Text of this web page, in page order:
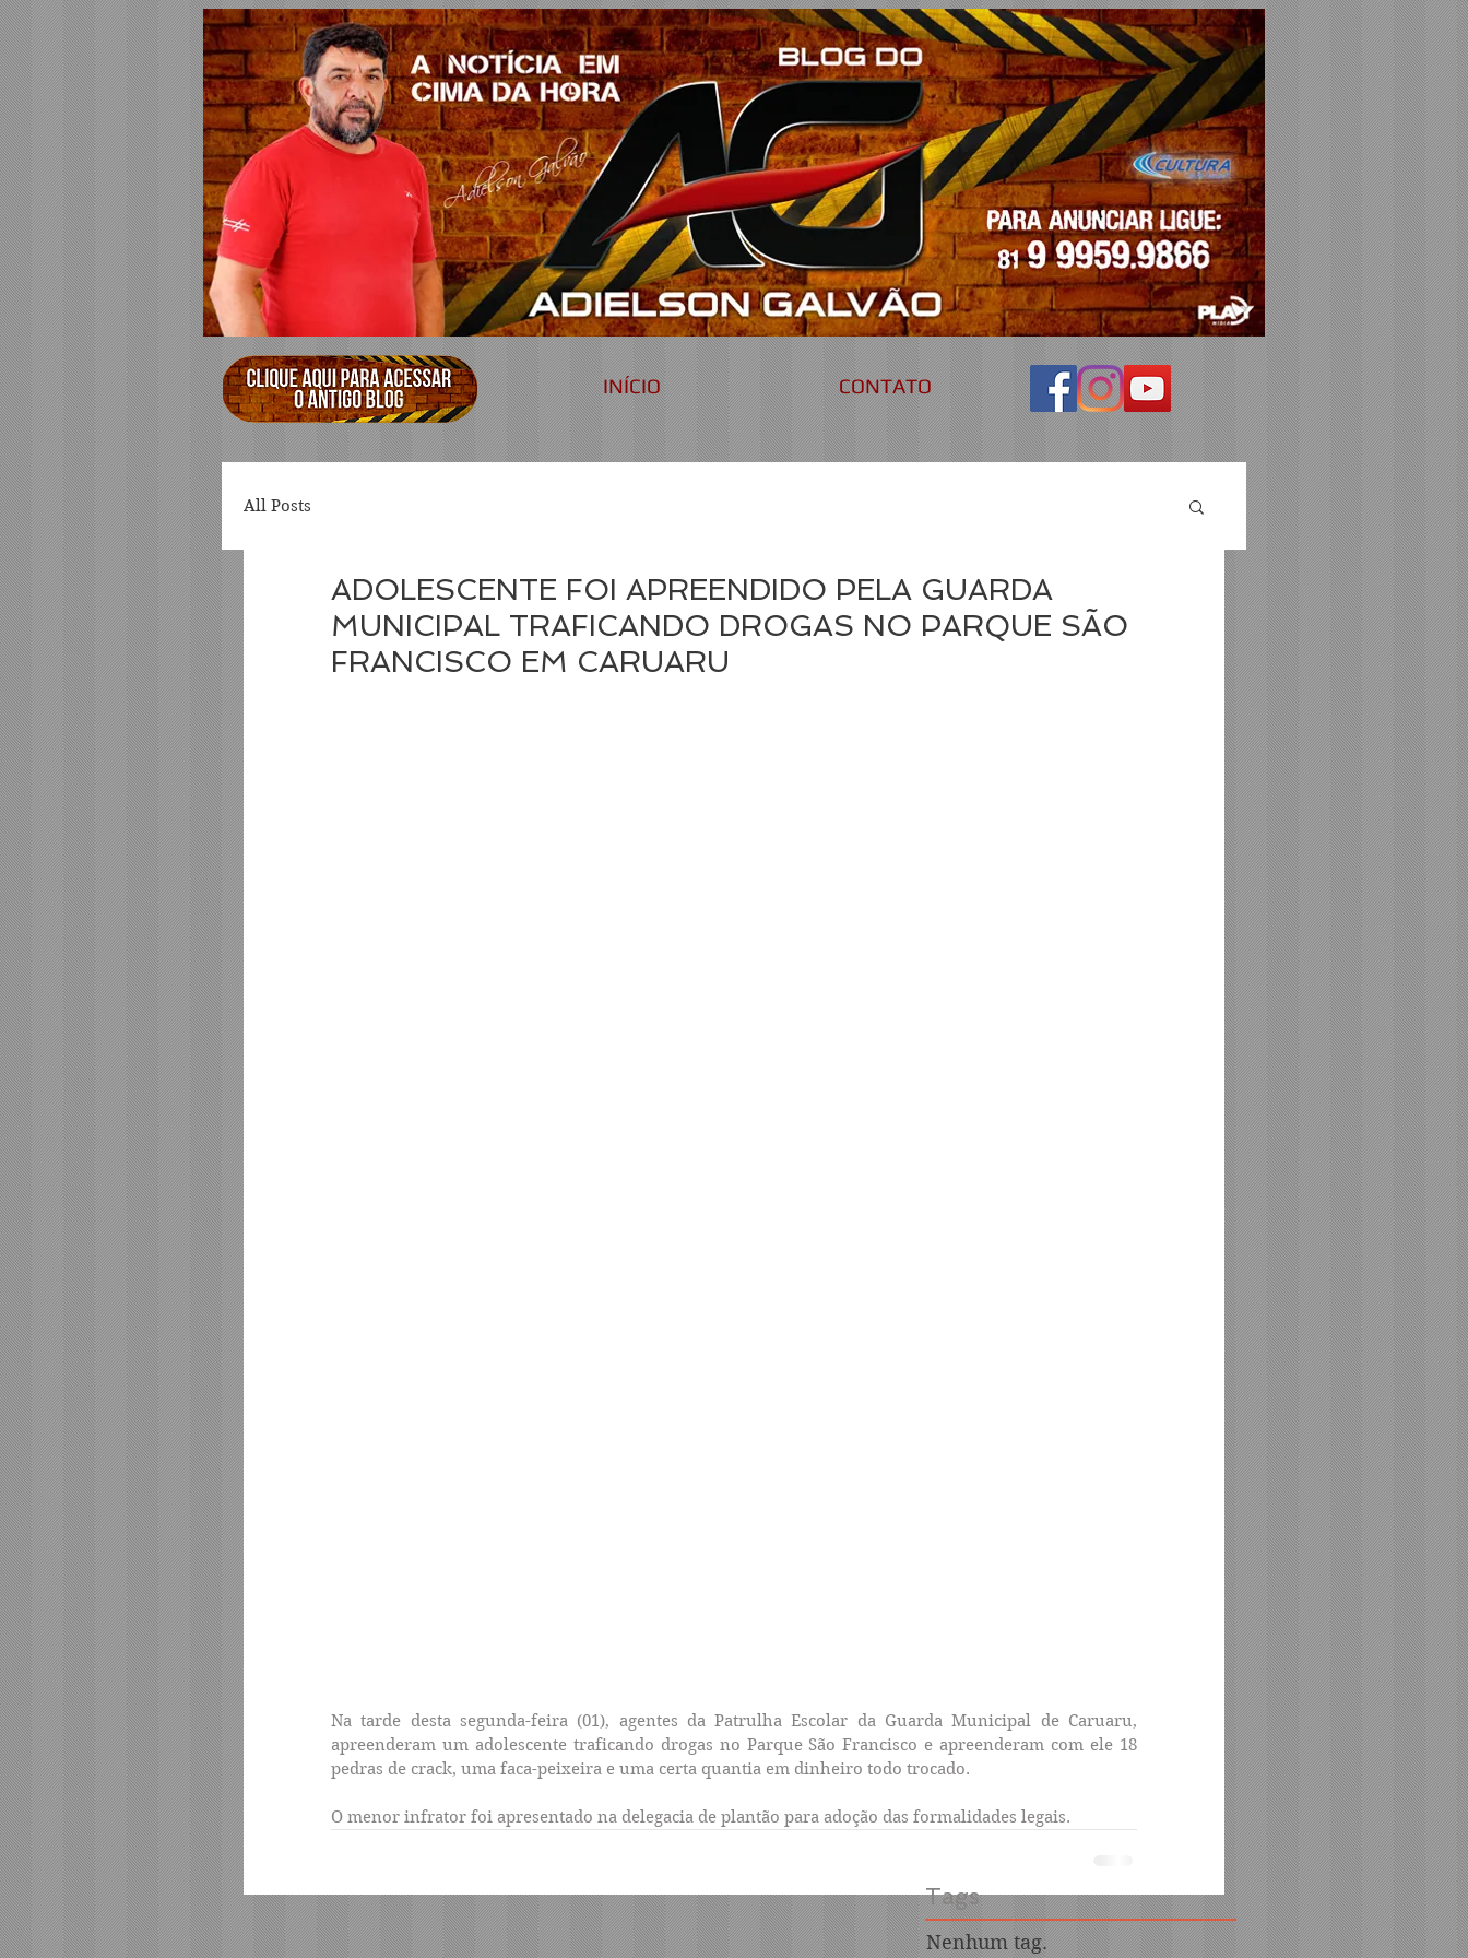
INÍCIO CONTATO
All Posts
ADOLESCENTE FOI APREENDIDO PELA GUARDA
MUNICIPAL TRAFICANDO DROGAS NO PARQUE SÃO
FRANCISCO EM CARUARU
Na tarde desta segunda-feira (01), agentes da Patrulha Escolar da Guarda Municipal de Caruaru,
apreenderam um adolescente traficando drogas no Parque São Francisco e apreenderam com ele 18
pedras de crack, uma faca-peixeira e uma certa quantia em dinheiro todo trocado.
O menor infrator foi apresentado na delegacia de plantão para adoção das formalidades legais.
Tags
Nenhum tag.